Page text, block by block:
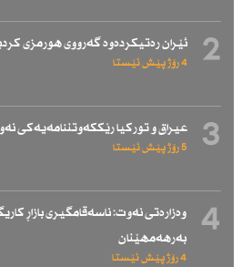
2 ئێران رەتیكردەوە گەرووی هورمزی
4 رۆژ پێش ئێستا
3 عیراق و توركیا رێككەوتننامەیەكی
5 رۆژ پێش ئێستا
4
وەزارەتی نەوت: ناسەقامگیری بازاڕ
بەرهەمهێنان
4 رۆژ پێش ئێستا